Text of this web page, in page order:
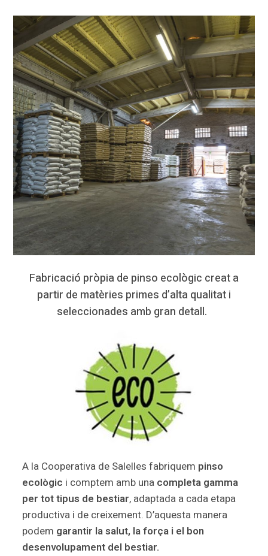
Fabricació pròpia de pinso ecològic creat a
partir de matèries primes d’alta qualitat i
seleccionades amb gran detall.
A la Cooperativa de Salelles fabriquem pinso
ecològic i comptem amb una completa gamma
per tot tipus de bestiar, adaptada a cada etapa
productiva i de creixement. D’aquesta manera
podem garantir la salut, la força i el bon
desenvolupament del bestiar.